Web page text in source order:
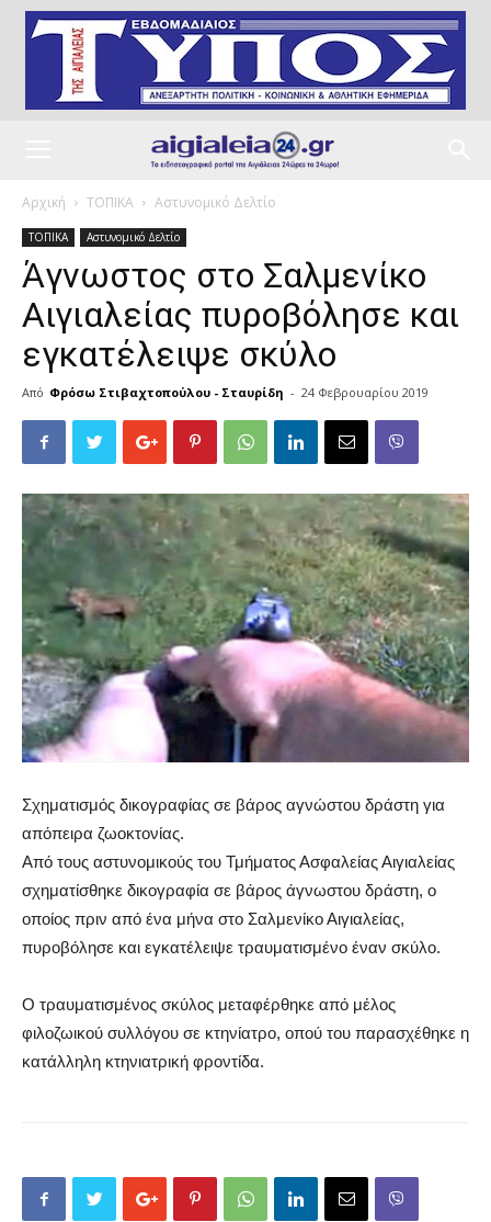
Αρχική ΤΟΠΙΚΑ Αστυνομικό Δελτίο
ΤΟΠΙΚΑ Αστυνομικό Δελτίο
Άγνωστος στο Σαλμενίκο
Αιγιαλείας πυροβόλησε και
εγκατέλειψε σκύλο
Από Φρόσω Στιβαχτοπούλου - Σταυρίδη - 24 Φεβρουαρίου 2019
Σχηματισμός δικογραφίας σε βάρος αγνώστου δράστη για
απόπειρα ζωοκτονίας.
Από τους αστυνομικούς του Τμήματος Ασφαλείας Αιγιαλείας
σχηματίσθηκε δικογραφία σε βάρος άγνωστου δράστη, ο
οποίος πριν από ένα μήνα στο Σαλμενίκο Αιγιαλείας,
πυροβόλησε και εγκατέλειψε τραυματισμένο έναν σκύλο.
Ο τραυματισμένος σκύλος μεταφέρθηκε από μέλος
φιλοζωικού συλλόγου σε κτηνίατρο, οπού του παρασχέθηκε η
κατάλληλη κτηνιατρική φροντίδα.